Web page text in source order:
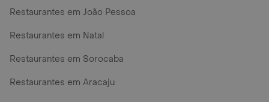
Restaurantes em João Pessoa
Restaurantes em Natal
Restaurantes em Sorocaba
Restaurantes em Aracaju